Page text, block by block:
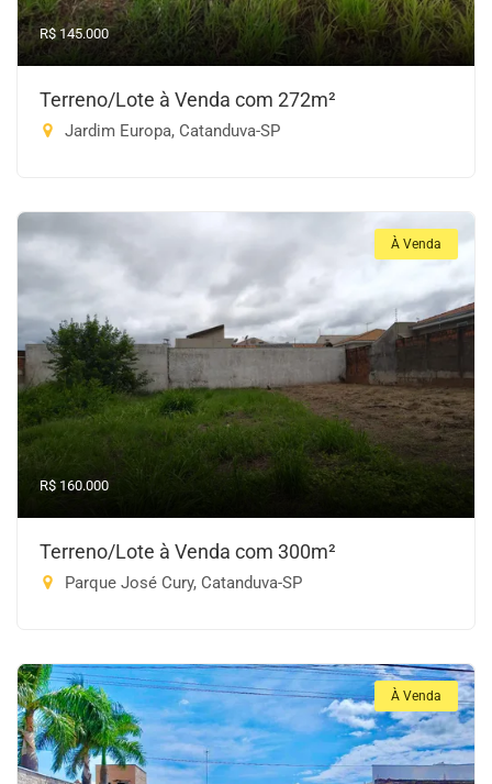
R$ 145.000
Terreno/Lote à Venda com 272m²
Jardim Europa, Catanduva-SP
À Venda
R$ 160.000
Terreno/Lote à Venda com 300m²
Parque José Cury, Catanduva-SP
À Venda